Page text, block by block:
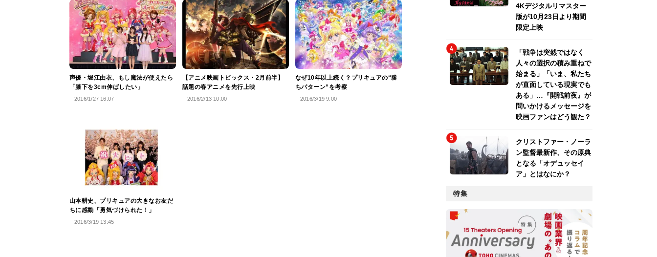
声優・堀江由衣、もし魔法が使えたら
「膝下を3cm伸ばしたい」
2016/1/27 16:07
【アニメ映画トピックス・2月前半】
話題の春アニメを先行上映
2016/2/13 10:00
なぜ10年以上続く？プリキュアの“勝
ちパターン”を考察
2016/3/19 9:00
山本耕史、プリキュアの大きなお友だ
ちに感動「勇気づけられた！」
2016/3/19 13:45
4Kデジタルリマスター
版が10月23日より期間
限定上映
「戦争は突然ではなく
人々の選択の積み重ねで
始まる」「いま、私たち
が直面している現実でも
ある」…『開戦前夜』が
問いかけるメッセージを
映画ファンはどう観た？
クリストファー・ノーラ
ン監督最新作、その原典
となる「オデュッセイ
ア」とはなにか？
特集